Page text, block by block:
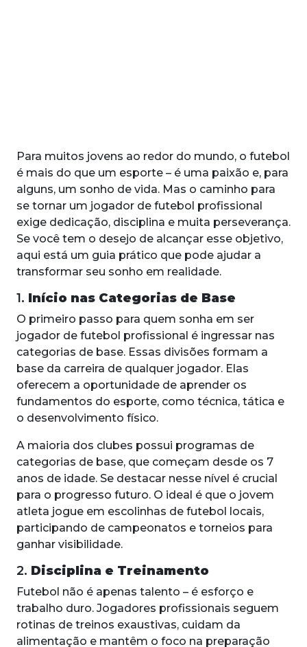
Para muitos jovens ao redor do mundo, o futebol
é mais do que um esporte – é uma paixão e, para
alguns, um sonho de vida. Mas o caminho para
se tornar um jogador de futebol profissional
exige dedicação, disciplina e muita perseverança.
Se você tem o desejo de alcançar esse objetivo,
aqui está um guia prático que pode ajudar a
transformar seu sonho em realidade.
1. Início nas Categorias de Base
O primeiro passo para quem sonha em ser
jogador de futebol profissional é ingressar nas
categorias de base. Essas divisões formam a
base da carreira de qualquer jogador. Elas
oferecem a oportunidade de aprender os
fundamentos do esporte, como técnica, tática e
o desenvolvimento físico.
A maioria dos clubes possui programas de
categorias de base, que começam desde os 7
anos de idade. Se destacar nesse nível é crucial
para o progresso futuro. O ideal é que o jovem
atleta jogue em escolinhas de futebol locais,
participando de campeonatos e torneios para
ganhar visibilidade.
2. Disciplina e Treinamento
Futebol não é apenas talento – é esforço e
trabalho duro. Jogadores profissionais seguem
rotinas de treinos exaustivas, cuidam da
alimentação e mantêm o foco na preparação